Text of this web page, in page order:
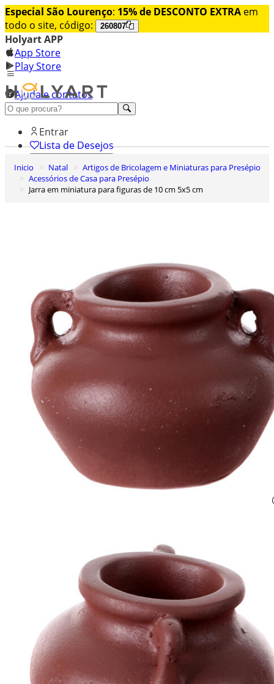
Especial São Lourenço: 15% de DESCONTO EXTRA em
todo o site, código:
260807
Holyart APP
App Store
Play Store
Ajuda e contatos
Conheça premium
Entrar
Lista de Desejos
Carrinho de Compras
Inicio Natal
Artigos de Bricolagem e Miniaturas para Presépio
Acessórios de Casa para Presépio
Jarra em miniatura para figuras de 10 cm 5x5 cm